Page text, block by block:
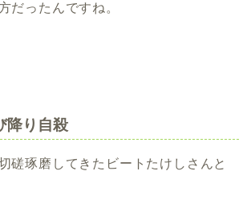
だったんですね。
降り自殺
磋琢磨してきたビートたけしさんと